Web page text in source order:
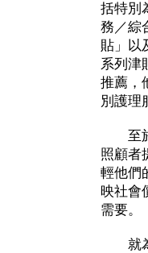
括特別
務／綜
貼」以
系列津
推薦，
別護理
至於
照顧者
輕他們
映社會
需要。
就為